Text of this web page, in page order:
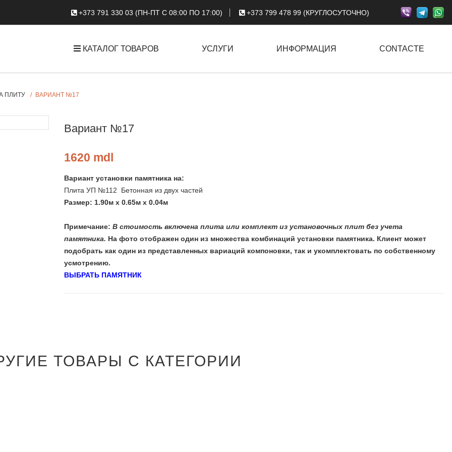
+373 791 330 03 (ПН-ПТ С 08:00 ПО 17:00) +373 799 478 99 (КРУГЛОСУТОЧНО)
КАТАЛОГ ТОВАРОВ УСЛУГИ ИНФОРМАЦИЯ CONTACTE
ПЛИТУ ВАРИАНТ №17
Вариант №17
1620 mdl
Вариант установки памятника на:
Плита УП №112 Бетонная из двух частей
Размер: 1.90м х 0.65м х 0.04м
Примечание: В стоимость включена плита или комплект из установочных плит без учета
памятника. На фото отображен один из множества комбинаций установки памятника. Клиент может
подобрать как один из представленных вариаций компоновки, так и укомплектовать по собственному
усмотрению.
ВЫБРАТЬ ПАМЯТНИК
ТОВАРЫ С КАТЕГОРИИ